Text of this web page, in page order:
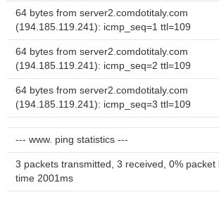
64 bytes from server2.comdotitaly.com
(194.185.119.241): icmp_seq=1 ttl=109
64 bytes from server2.comdotitaly.com
(194.185.119.241): icmp_seq=2 ttl=109
64 bytes from server2.comdotitaly.com
(194.185.119.241): icmp_seq=3 ttl=109
--- www. ping statistics ---
3 packets transmitted, 3 received, 0% packet
time 2001ms